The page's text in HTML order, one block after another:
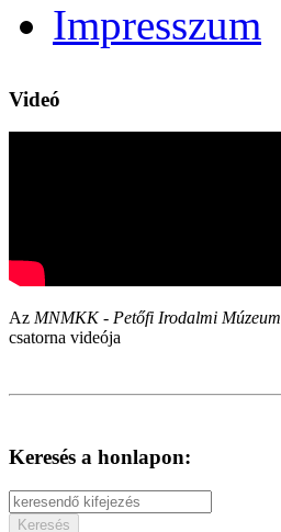
Impresszum
Videó
Az MNMKK - Petőfi Irodalmi Múzeum
csatorna videója
Keresés a honlapon: